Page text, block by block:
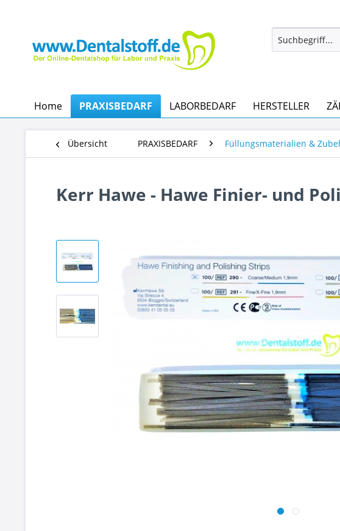
Home PRAXISBEDARF LABORBEDARF HERSTELLER
Übersicht PRAXISBEDARF Füllungsmaterialien &
Kerr Hawe - Hawe Finier- und